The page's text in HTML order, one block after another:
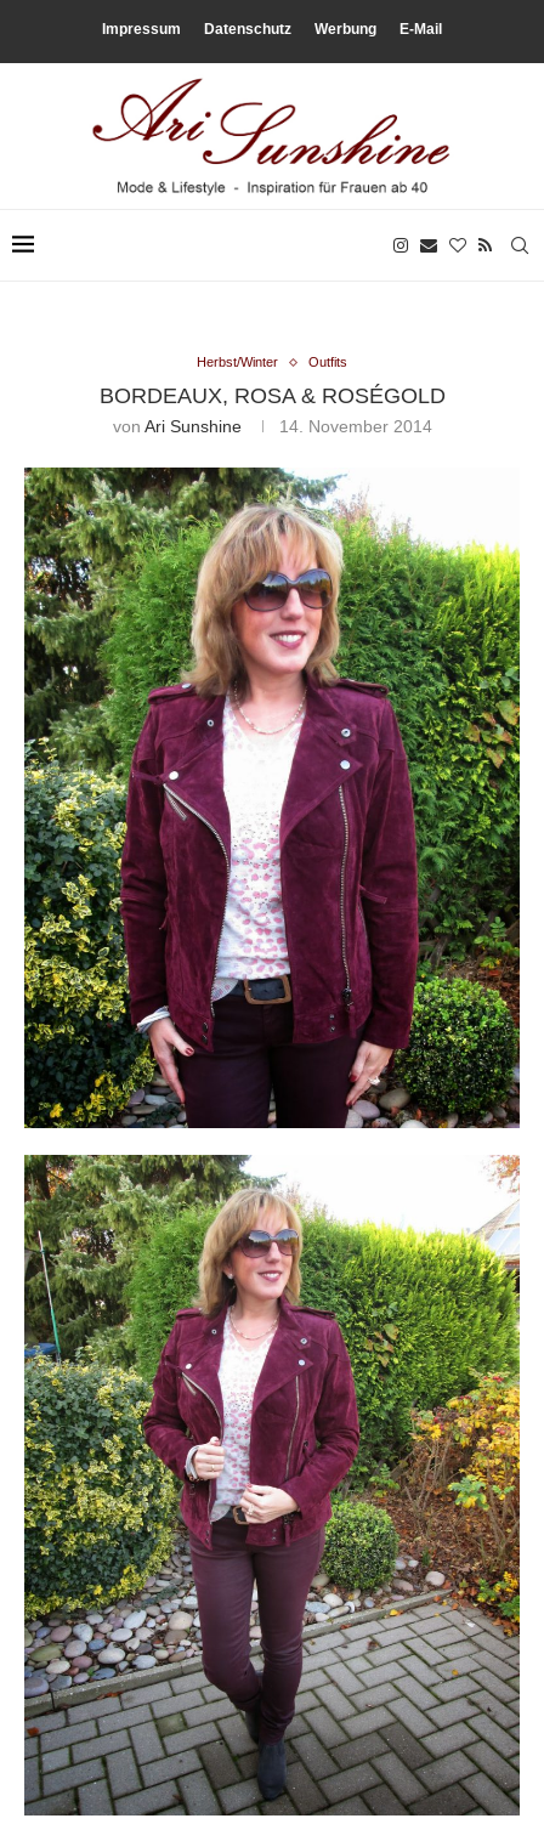
Impressum Datenschutz Werbung E-Mail
Herbst/Winter Outfits
BORDEAUX, ROSA & ROSÉGOLD
von Ari Sunshine 14. November 2014